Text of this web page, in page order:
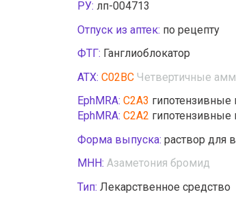
РУ: лп-004713
Отпуск из аптек: по рецепту
ФТГ: Ганглиоблокатор
АТХ: C02BC Четвертичные
EphMRA: C2A3 гипотензивные
EphMRA: C2A2 гипотензивные
Форма выпуска: раствор для
МНН: Азаметония бромид
Тип: Лекарственное средство